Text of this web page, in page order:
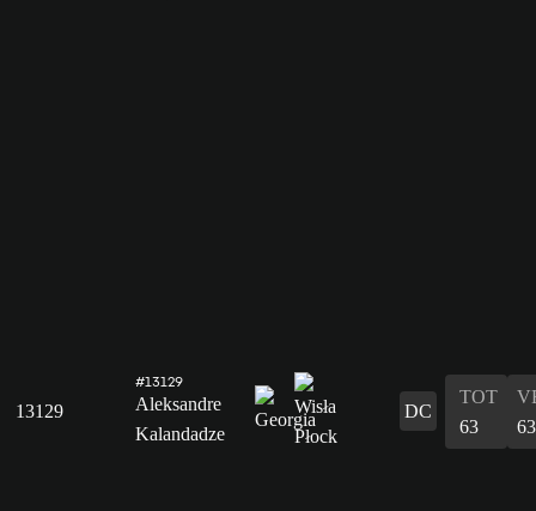
13129
#13129
Aleksandre
Kalandadze
DC
TOT
63
63